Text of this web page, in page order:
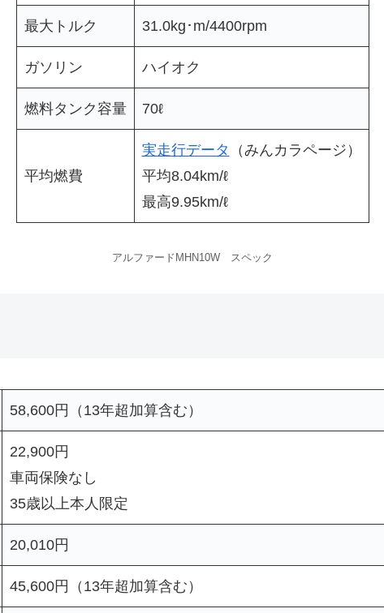
最大トルク 31.0kg･m/4400rpm
ガソリン ハイオク
燃料タンク容量 70ℓ
平均燃費
実走行データ
（みんカラページ）
平均8.04km/ℓ
最高9.95km/ℓ
アルファードMHN10W スペック
58,600円（13年超加算含む）
22,900円
車両保険なし
35歳以上本人限定
20,010円
45,600円（13年超加算含む）